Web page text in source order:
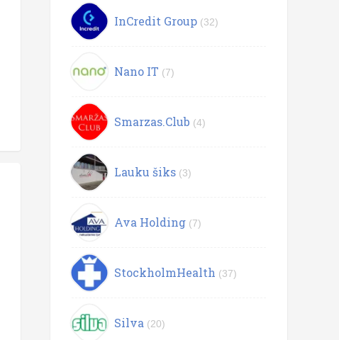
InCredit Group (32)
Nano IT (7)
Smarzas.Club (4)
Lauku šiks (3)
Ava Holding (7)
StockholmHealth (37)
Silva (20)